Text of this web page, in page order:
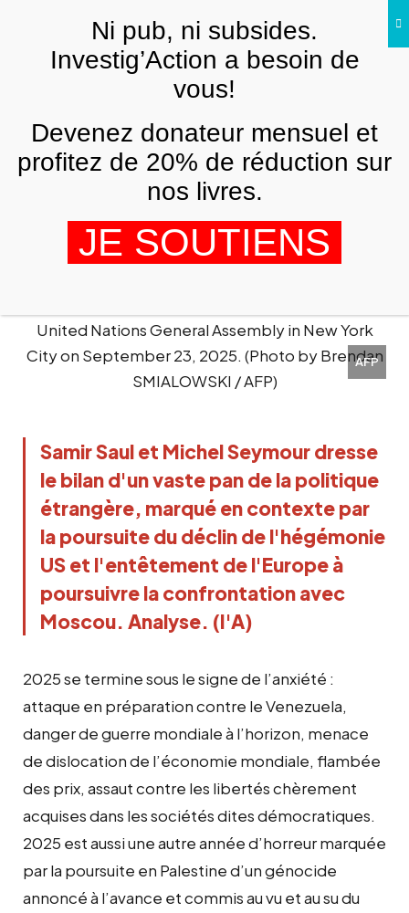
AFP
Rétrospective 2025 : impérialisme
étasunien à la croisée des chemins,
requiem pour l’Europe
Samir Saul et Michel Seymour dresse
le bilan d'un vaste pan de la politique
étrangère, marqué en contexte par
la poursuite du déclin de l'hégémonie
US et l'entêtement de l'Europe à
poursuivre la confrontation avec
Moscou. Analyse. (I'A)
2025 se termine sous le signe de l’anxiété :
attaque en préparation contre le Venezuela,
danger de guerre mondiale à l’horizon, menace
de dislocation de l’économie mondiale, flambée
des prix, assaut contre les libertés chèrement
acquises dans les sociétés dites démocratiques.
2025 est aussi une autre année d’horreur marquée
par la poursuite en Palestine d’un génocide
annoncé à l’avance et commis au vu et au su du
FRNi pub, ni subsides.
Investig’Action a besoin de
vous!
Devenez donateur mensuel et
profitez de 20% de réduction sur
nos livres.
JE SOUTIENS